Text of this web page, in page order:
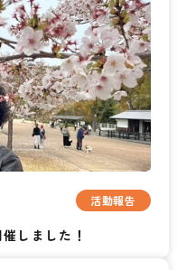
活動報告
しました！